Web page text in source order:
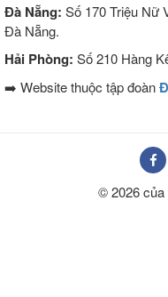
Đà Nẵng: Số 170 Triệu Nữ
Đà Nẵng.
Hải Phòng: Số 210 Hàng
➡️ Website thuộc tập đoàn
© 2026 của